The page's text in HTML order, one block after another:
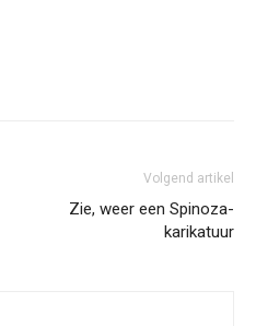
Volgend artikel
Zie, weer een Spinoza-
karikatuur